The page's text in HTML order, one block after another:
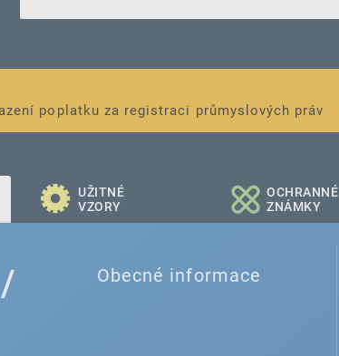
poplatku za registraci průmyslových práv
pro malé a střední podniky
UŽITNÉ
VZORY
OCHRANNÉ
ZNÁMKY
Obecné informace